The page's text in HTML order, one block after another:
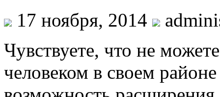
17 ноября, 2014
Чувствуете, что не
человеком в своем